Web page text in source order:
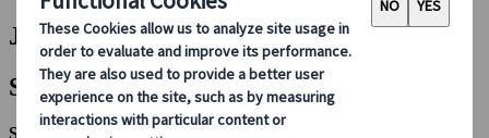
Japanspecialist | Találat
Szűrők
Szűrők: